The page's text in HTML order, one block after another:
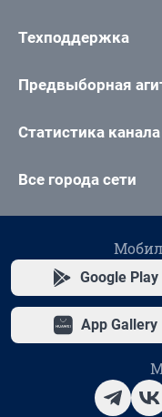
Техподдержка
Предвыборная
Статистика
Все города сети
Google Play
App Gallery